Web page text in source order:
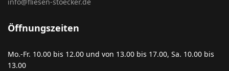
info@fliesen-stoecker.de
Öffnungszeiten
Mo.-Fr. 10.00 bis 12.00 und von 13.00 bis 17.00, Sa. 10.00 bis
13.00